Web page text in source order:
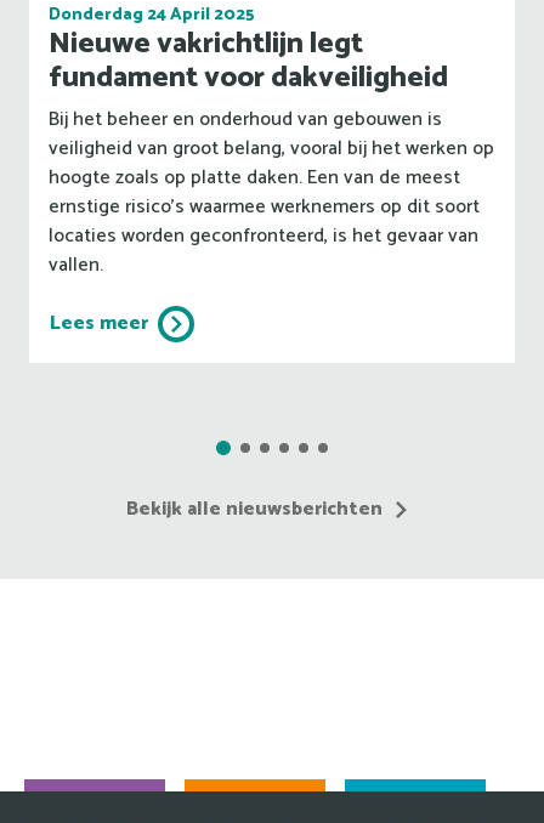
Donderdag 24 April 2025
Nieuwe vakrichtlijn legt
fundament voor dakveiligheid
Bij het beheer en onderhoud van gebouwen is
veiligheid van groot belang, vooral bij het werken op
hoogte zoals op platte daken. Een van de meest
ernstige risico's waarmee werknemers op dit soort
locaties worden geconfronteerd, is het gevaar van
vallen.
Lees meer
Bekijk alle nieuwsberichten